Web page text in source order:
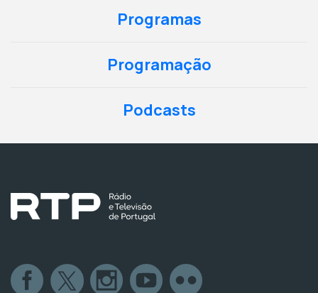
Programas
Programação
Podcasts